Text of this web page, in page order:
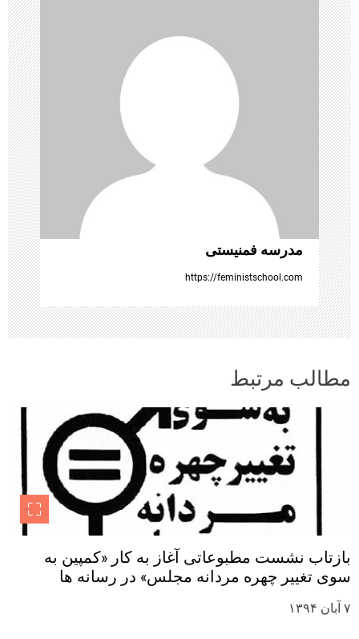
ن
و
ش
ت
ه‌
ه
ا
مدرسه فمنیستی
https://feministschool.com
مطالب مرتبط
بازتاب نشست مطبوعاتی آغاز به کار «کمپین به
سوی تغییر چهره مردانه مجلس» در رسانه ها
۷ آبان ۱۳۹۴